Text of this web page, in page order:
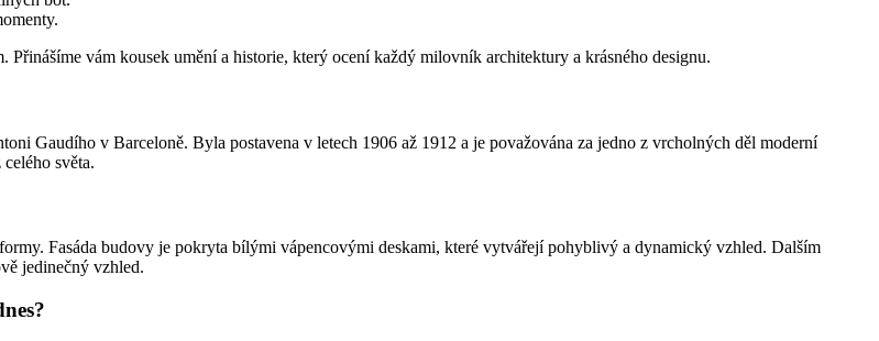
vám kousek umění a historie, který ocení každý milovník architektury a krásného designu.
Gaudího v Barceloně. Byla postavena v letech 1906 až 1912 a je považována za jedno z vrcholných děl moderní
světa.
Fasáda budovy je pokryta bílými vápencovými deskami, které vytvářejí pohyblivý a dynamický vzhled. Dalším
jedinečný vzhled.